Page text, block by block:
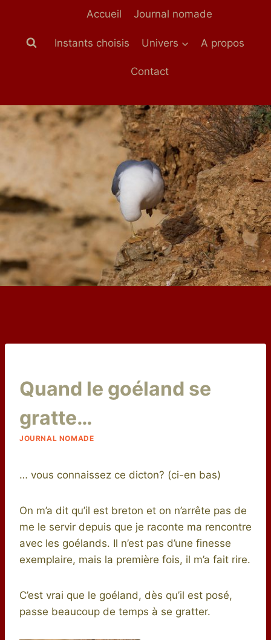
contenu
Accueil Journal nomade
Instants choisis Univers A propos
Contact
JOURNAL NOMADE
Quand le goéland se
gratte…
niro
… vous connaissez ce dicton? (ci-en bas)
On m’a dit qu’il est breton et on n’arrête pas de
me le servir depuis que je raconte ma rencontre
avec les goélands. Il n’est pas d’une finesse
exemplaire, mais la première fois, il m’a fait rire.
C’est vrai que le goéland, dès qu’il est posé,
passe beaucoup de temps à se gratter.